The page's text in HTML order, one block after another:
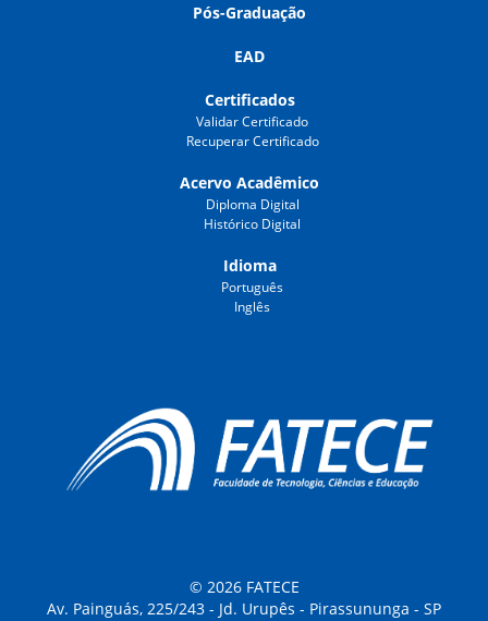
Pós-Graduação
EAD
Certificados
Validar Certificado
Recuperar Certificado
Acervo Acadêmico
Diploma Digital
Histórico Digital
Idioma
Português
Inglês
© 2026 FATECE
Av. Painguás, 225/243 - Jd. Urupês - Pirassununga - SP